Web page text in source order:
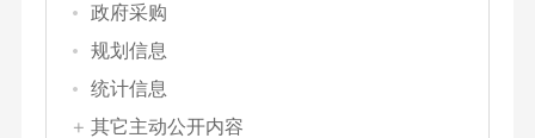
政府采购
规划信息
统计信息
其它主动公开内容